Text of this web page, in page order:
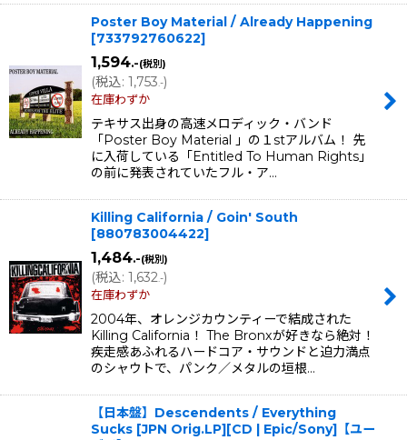
Poster Boy Material / Already Happening
[733792760622]
1,594.-(税別)
(税込: 1,753.-)
在庫わずか
テキサス出身の高速メロディック・バンド
「Poster Boy Material 」の１stアルバム！ 先
に入荷している「Entitled To Human Rights」
の前に発表されていたフル・ア…
Killing California / Goin' South
[880783004422]
1,484.-(税別)
(税込: 1,632.-)
在庫わずか
2004年、オレンジカウンティーで結成された
Killing California！ The Bronxが好きなら絶対！
疾走感あふれるハードコア・サウンドと迫力満点
のシャウトで、パンク／メタルの垣根…
【日本盤】Descendents / Everything
Sucks [JPN Orig.LP][CD | Epic/Sony]【ユー